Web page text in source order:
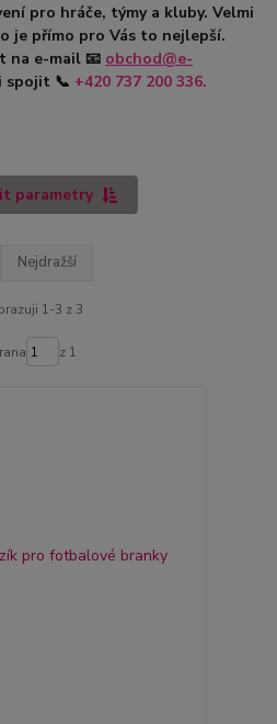
pro hráče, týmy a kluby. Velmi
je přímo pro Vás to nejlepší.
na e-mail 📧 obchod@e-
spojit 📞 +420 737 200 336.
parametry
Nejdražší
1-3 z 3
z 1